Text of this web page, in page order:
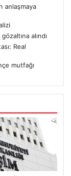
anlaşmaya
alındı
Real
mutfağı